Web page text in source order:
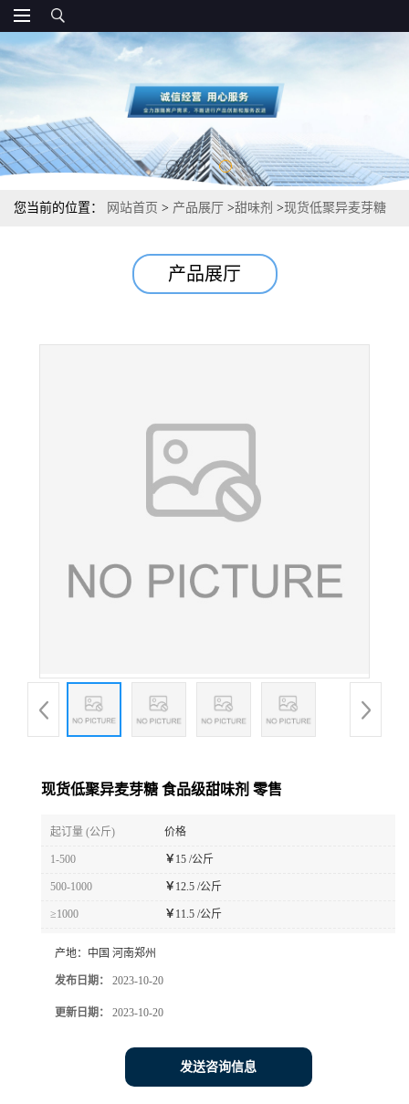
您当前的位置： 网站首页 > 产品展厅 >甜味剂 >现货低聚异麦芽糖
产品展厅
现货低聚异麦芽糖 食品级甜味剂 零售
起订量 (公斤) 价格
1-500 ￥ 15 /公斤
500-1000 ￥ 12.5 /公斤
≥1000 ￥ 11.5 /公斤
产地： 中国 河南郑州
发布日期： 2023-10-20
更新日期： 2023-10-20
发送咨询信息